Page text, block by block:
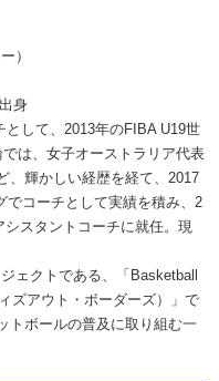
）
身
して、2013年のFIBA U19世
は、女子オーストラリア代表
、輝かしい経歴を経て、2017
でコーチとして実績を積み、2
スタントコーチに就任。現
ェクトである、「Basketball
ズアウト・ボーダーズ）」で
トボールの普及に取り組む一